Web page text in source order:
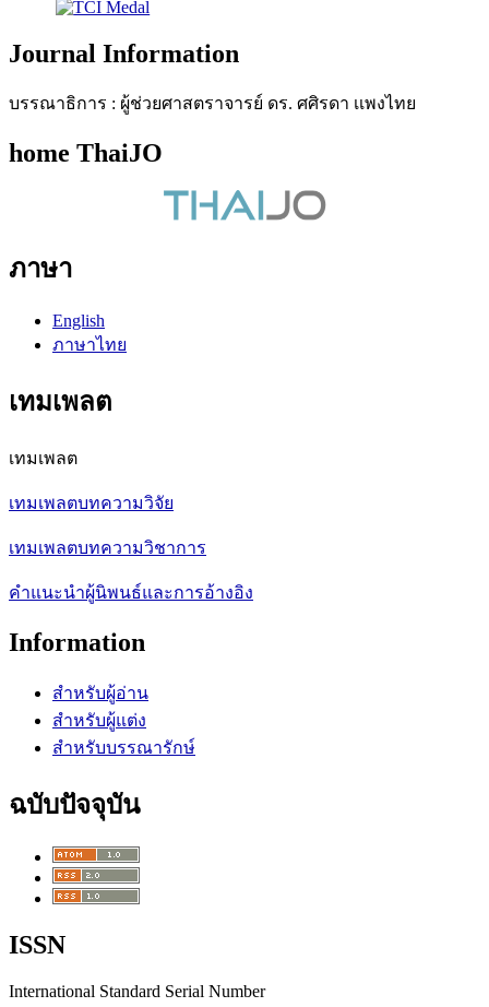
Journal Information
บรรณาธิการ : ผู้ช่วยศาสตราจารย์ ดร. ศศิรดา เเพงไทย
home ThaiJO
ภาษา
English
ภาษาไทย
เทมเพลต
เทมเพลต
เทมเพลตบทความวิจัย
เทมเพลตบทความวิชาการ
คำแนะนำผู้นิพนธ์และการอ้างอิง
Information
สำหรับผู้อ่าน
สำหรับผู้แต่ง
สำหรับบรรณารักษ์
ฉบับปัจจุบัน
ISSN
International Standard Serial Number